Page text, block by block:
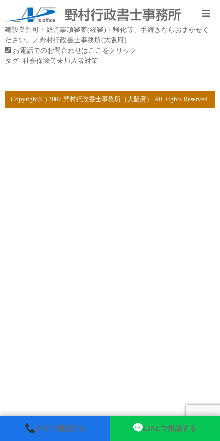
建設業許可・経営事項審査(経審)・帰化等、手続きならおまかせく
ださい。／野村行政書士事務所(大阪府)
お電話でのお問合わせはここをクリック
タグ: 社会保険等未加入者対策
Copyright(C) 2007 野村行政書士事務所（大阪府） All Rights Reserved.
今すぐ電話する LINEで相談する